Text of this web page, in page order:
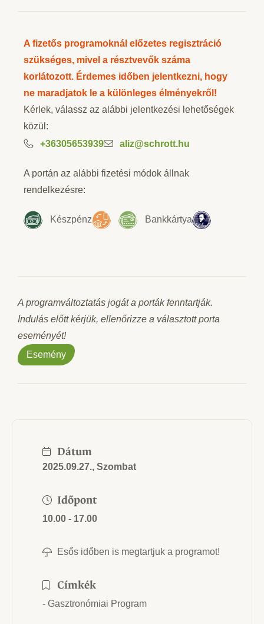
A fizetős programoknál előzetes regisztráció
szükséges, mivel a résztvevők száma
korlátozott. Érdemes időben jelentkezni, hogy
ne maradjatok le a különleges élményekről!
Kérlek, válassz az alábbi jelentkezési lehetőségek
közül:
+36305653939
aliz@schrott.hu
A portán az alábbi fizetési módok állnak
rendelkezésre:
Készpénz Bankkártya
A programváltoztatás jogát a porták fenntartják.
Indulás előtt kérjük, ellenőrizze a választott porta
eseményét!
Esemény
Dátum
2025.09.27., Szombat
Időpont
10.00 - 17.00
Esős időben is megtartjuk a programot!
Címkék
- Gasztronómiai Program